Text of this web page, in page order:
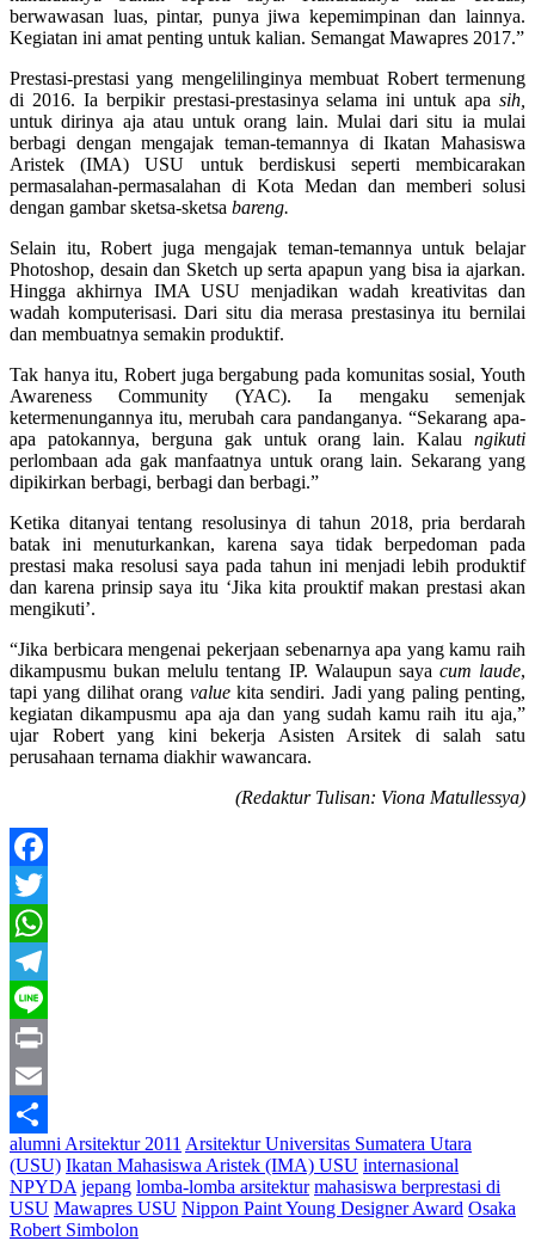
berwawasan luas, pintar, punya jiwa kepemimpinan dan lainnya.
Kegiatan ini amat penting untuk kalian. Semangat Mawapres 2017.”
Prestasi-prestasi yang mengelilinginya membuat Robert termenung
di 2016. Ia berpikir prestasi-prestasinya selama ini untuk apa sih,
untuk dirinya aja atau untuk orang lain. Mulai dari situ ia mulai
berbagi dengan mengajak teman-temannya di Ikatan Mahasiswa
Aristek (IMA) USU untuk berdiskusi seperti membicarakan
permasalahan-permasalahan di Kota Medan dan memberi solusi
dengan gambar sketsa-sketsa bareng.
Selain itu, Robert juga mengajak teman-temannya untuk belajar
Photoshop, desain dan Sketch up serta apapun yang bisa ia ajarkan.
Hingga akhirnya IMA USU menjadikan wadah kreativitas dan
wadah komputerisasi. Dari situ dia merasa prestasinya itu bernilai
dan membuatnya semakin produktif.
Tak hanya itu, Robert juga bergabung pada komunitas sosial, Youth
Awareness Community (YAC). Ia mengaku semenjak
ketermenungannya itu, merubah cara pandanganya. “Sekarang apa-
apa patokannya, berguna gak untuk orang lain. Kalau ngikuti
perlombaan ada gak manfaatnya untuk orang lain. Sekarang yang
dipikirkan berbagi, berbagi dan berbagi.”
Ketika ditanyai tentang resolusinya di tahun 2018, pria berdarah
batak ini menuturkankan, karena saya tidak berpedoman pada
prestasi maka resolusi saya pada tahun ini menjadi lebih produktif
dan karena prinsip saya itu ‘Jika kita prouktif makan prestasi akan
mengikuti’.
“Jika berbicara mengenai pekerjaan sebenarnya apa yang kamu raih
dikampusmu bukan melulu tentang IP. Walaupun saya cum laude,
tapi yang dilihat orang valuekita sendiri. Jadi yang paling penting,
kegiatan dikampusmu apa aja dan yang sudah kamu raih itu aja,”
ujar Robert yang kini bekerja Asisten Arsitek di salah satu
perusahaan ternama diakhir wawancara.
(Redaktur Tulisan: Viona Matullessya)
Facebook
Twitter
WhatsApp
Telegram
Line
Print
Email
Share
alumni Arsitektur 2011 Arsitektur Universitas Sumatera Utara
(USU) Ikatan Mahasiswa Aristek (IMA) USU internasional
NPYDA jepang lomba-lomba arsitektur mahasiswa berprestasi di
USU Mawapres USU Nippon Paint Young Designer Award Osaka
Robert Simbolon